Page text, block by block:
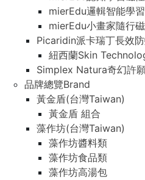
mierEdu邏輯智能學
mierEdu小畫家隨行
Picaridin派卡瑞丁長效
紐西蘭Skin
Simplex Natura奇幻許
品牌總覽Brand
黃金盾(台灣Taiwan)
黃金盾 組合
藻作坊(台灣Taiwan)
藻作坊醬料類
藻作坊食品類
藻作坊高湯包